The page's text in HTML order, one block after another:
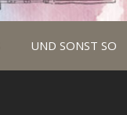
UND SONST SO